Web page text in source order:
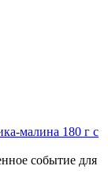
малина 180 г с
событие для